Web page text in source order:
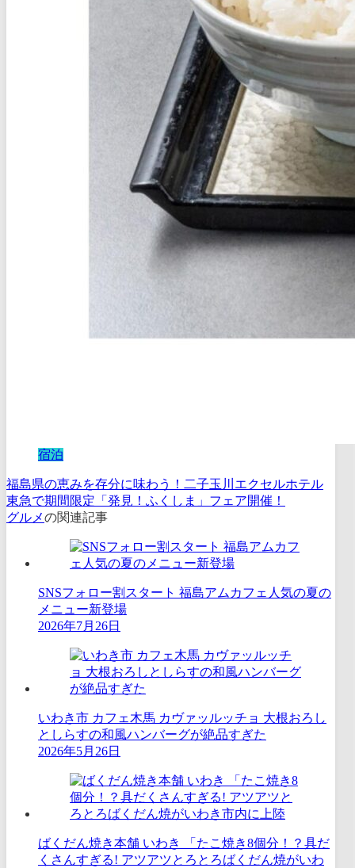
宿泊
福島県の恵みを存分に味わう！二子玉川エクセルホテル
東急で期間限定「発見！ふくしま」フェア開催！
グルメの関連記事
SNSフォロー割スタート 福島アムカフェ人気の夏の
メニュー新登場
2026年7月26日
いわき市 カフェ木馬 カヴァッルッチョ 大根おろし
としらすの和風ハンバーグが絶品すぎた
2026年5月26日
ばくだん焼き本舗 いわき 「たこ焼き8個分！？具だ
くさんすぎる! アツアツとろとろばくだん焼がいわ